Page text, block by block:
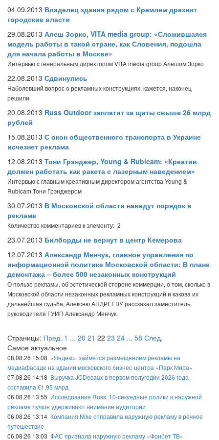
04.09.2013 Владелец здания рядом с Кремлем дразнит
городские власти
29.08.2013 Алеш Зорко, VITA media group: «Сложившаяся
модель работы в такой стране, как Словения, подошла
для начала работы в Москве»
Интервью с генеральным директором VITA media group Алешом Зорко
22.08.2013 Сдвинулись
Наболевший вопрос о рекламных конструкциях, кажется, наконец
решили
20.08.2013 Russ Outdoor заплатит за щиты свыше 26 млрд
рублей
15.08.2013 С окон общественного транспорта в Украине
исчезнет реклама
12.08.2013 Тони Грэнджер, Young & Rubicam: «Креатив
должен работать как ракета с лазерным наведением»
Интервью с главным креативным директором агентства Young &
Rubicam Тони Грэнджером
30.07.2013 В Московской области наведут порядок в
рекламе
Количество комментариев к элементу: 2
23.07.2013 Билборды не вернут в центр Кемерова
12.07.2013 Александр Менчук, главное управления по
информационной политике Московской области: В плане
демонтажа – более 500 незаконных конструкций
О пользе рекламы, об эстетической стороне коммерции, о том, сколько в
Московской области незаконных рекламных конструкций и какова их
дальнейшая судьба, Алексею АНДРЕЕВУ рассказал заместитель
руководителя ГУИП Александр Менчук.
Страницы: Пред. 1 ... 20 21 22 23 24 ... 58 След.
Самое актуальное
08.08.26 15:08 «Яндекс» займётся размещением рекламы на
медиафасаде на здании московского бизнес-центра «Парк Мира»
07.08.26 14:18 Выручка JCDecaux в первом полугодии 2026 года
составила €1,95 млрд
06.08.26 13:55 Исследование Russ: 10-секундные ролики в наружной
рекламе лучше удерживают внимание аудитории
06.08.26 13:14 Компания Nike отправила наружную рекламу в речное
путешествие
06.08.26 13:03 ФАС признала наружную рекламу «Фонбет ТВ»